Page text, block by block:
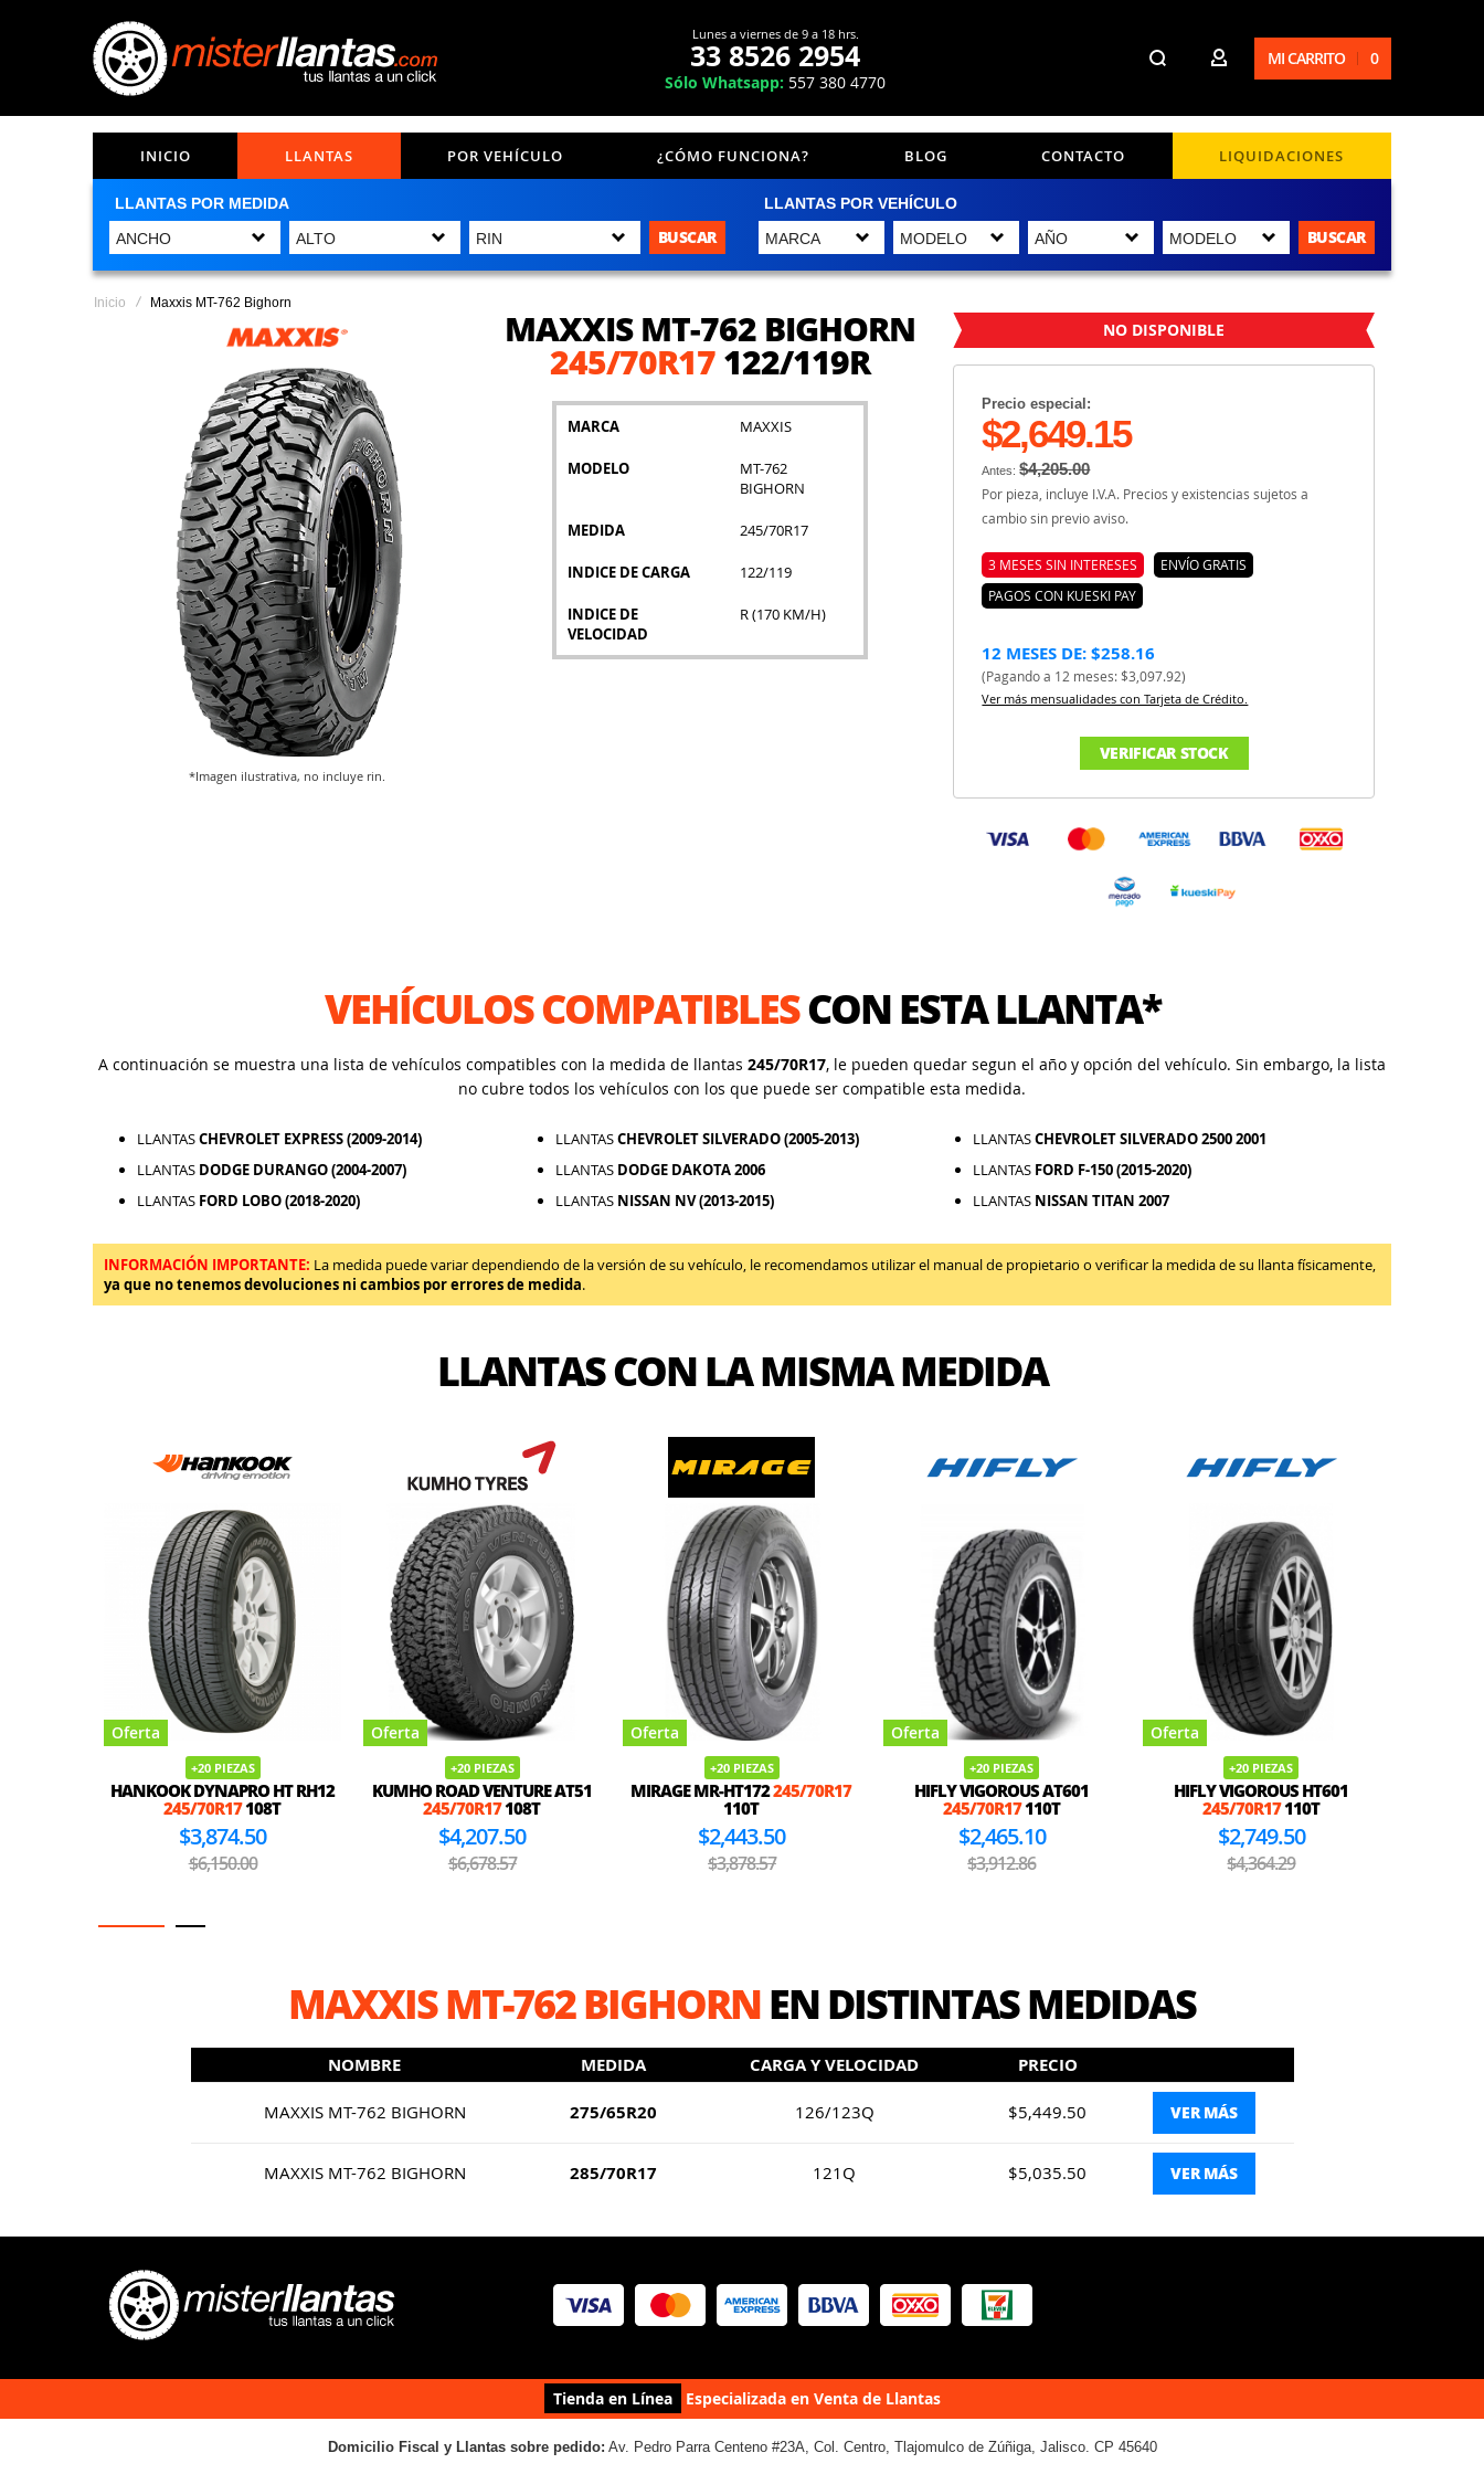
Lunes a viernes de 9 a 18 hrs.
33 8526 2954
Sólo Whatsapp: 557 380 4770
MI CARRITO 0
INICIO LLANTAS POR VEHÍCULO ¿CÓMO FUNCIONA? BLOG CONTACTO LIQUIDACIONES
LLANTAS POR MEDIDA
BUSCAR
LLANTAS POR VEHÍCULO
BUSCAR
Inicio Maxxis MT-762 Bighorn
MAXXIS MT-762 BIGHORN
245/70R17122/119R
MARCA MAXXIS
MODELO
MT-762
BIGHORN
MEDIDA 245/70R17
INDICE DE CARGA 122/119
INDICE DE
VELOCIDAD
R (170 KM/H)
NO DISPONIBLE
Precio especial:
$2,649.15
Antes:$4,205.00
Por pieza, incluye I.V.A. Precios y existencias sujetos a
cambio sin previo aviso.
3 MESES SIN INTERESES
ENVÍO GRATIS
PAGOS CON KUESKI PAY
12 MESES DE: $258.16
(Pagando a 12 meses: $3,097.92)
Ver más mensualidades con Tarjeta de Crédito.
VERIFICAR STOCK
*Imagen ilustrativa, no incluye rin.
VEHÍCULOS COMPATIBLESCON ESTA LLANTA*
A continuación se muestra una lista de vehículos compatibles con la medida de llantas 245/70R17, le pueden quedar segun el año y opción del vehículo. Sin embargo, la lista
no cubre todos los vehículos con los que puede ser compatible esta medida.
LLANTASCHEVROLET EXPRESS (2009-2014) LLANTASCHEVROLET SILVERADO (2005-2013) LLANTASCHEVROLET SILVERADO 2500 2001
LLANTAS DODGE DURANGO (2004-2007) LLANTAS DODGE DAKOTA 2006 LLANTAS FORD F-150 (2015-2020)
LLANTAS FORD LOBO (2018-2020) LLANTAS NISSAN NV (2013-2015) LLANTAS NISSAN TITAN 2007
INFORMACIÓN IMPORTANTE: La medida puede variar dependiendo de la versión de su vehículo, le recomendamos utilizar el manual de propietario o verificar la medida de su llanta físicamente,
ya que no tenemos devoluciones ni cambios por errores de medida.
LLANTAS CON LA MISMA MEDIDA
Oferta
+20 PIEZAS
HANKOOK DYNAPRO HT RH12
245/70R17108T
$3,874.50
$6,150.00
Oferta
+20 PIEZAS
KUMHO ROAD VENTURE AT51
245/70R17108T
$4,207.50
$6,678.57
Oferta
+20 PIEZAS
MIRAGE MR-HT172245/70R17
110T
$2,443.50
$3,878.57
Oferta
+20 PIEZAS
HIFLY VIGOROUS AT601
245/70R17110T
$2,465.10
$3,912.86
Oferta
+20 PIEZAS
HIFLY VIGOROUS HT601
245/70R17110T
$2,749.50
$4,364.29
MAXXIS MT-762 BIGHORNEN DISTINTAS MEDIDAS
NOMBRE MEDIDA CARGA Y VELOCIDAD PRECIO
MAXXIS MT-762 BIGHORN 275/65R20 126/123Q $5,449.50 VER MÁS
MAXXIS MT-762 BIGHORN 285/70R17 121Q $5,035.50 VER MÁS
Tienda en Línea Especializada en Venta de Llantas
Domicilio Fiscal y Llantas sobre pedido: Av. Pedro Parra Centeno #23A, Col. Centro, Tlajomulco de Zúñiga, Jalisco. CP 45640